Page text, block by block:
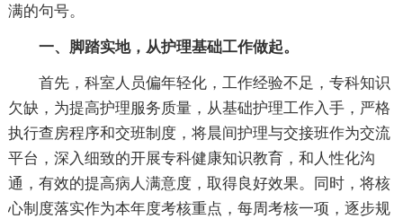
满的句号。
一、脚踏实地，从护理基础工作做起。
首先，科室人员偏年轻化，工作经验不足，专科知识
欠缺，为提高护理服务质量，从基础护理工作入手，严格
执行查房程序和交班制度，将晨间护理与交接班作为交流
平台，深入细致的开展专科健康知识教育，和人性化沟
通，有效的提高病人满意度，取得良好效果。同时，将核
心制度落实作为本年度考核重点，每周考核一项，逐步规